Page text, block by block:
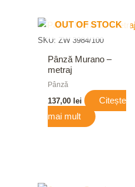
OUT OF STOCK
SKU: ZW 3984/100
Pânză Murano –
metraj
Pânză
137,00 lei
Citește
mai mult